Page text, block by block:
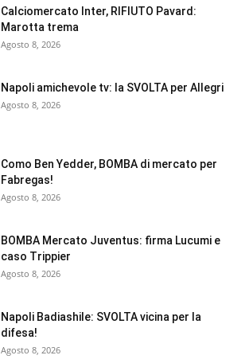
Calciomercato Inter, RIFIUTO Pavard:
Marotta trema
Agosto 8, 2026
Napoli amichevole tv: la SVOLTA per Allegri
Agosto 8, 2026
Como Ben Yedder, BOMBA di mercato per
Fabregas!
Agosto 8, 2026
BOMBA Mercato Juventus: firma Lucumi e
caso Trippier
Agosto 8, 2026
Napoli Badiashile: SVOLTA vicina per la
difesa!
Agosto 8, 2026